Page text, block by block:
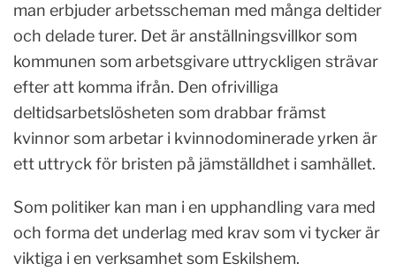
man erbjuder arbetsscheman med många deltider
och delade turer. Det är anställningsvillkor som
kommunen som arbetsgivare uttryckligen strävar
efter att komma ifrån. Den ofrivilliga
deltidsarbetslösheten som drabbar främst
kvinnor som arbetar i kvinnodominerade yrken är
ett uttryck för bristen på jämställdhet i samhället.
Som politiker kan man i en upphandling vara med
och forma det underlag med krav som vi tycker är
viktiga i en verksamhet som Eskilshem.